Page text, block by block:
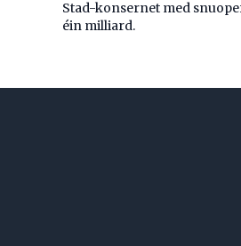
Stad-konsernet med
éin milliard.